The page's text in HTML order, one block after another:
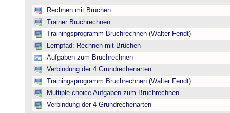
Rechnen mit Brüchen
Trainer Bruchrechnen
Trainingsprogramm Bruchrechnen (Walter Fendt)
Lernpfad: Rechnen mit Brüchen
Aufgaben zum Bruchrechnen
Verbindung der 4 Grundrechenarten
Trainingsprogramm Bruchrechnen (Walter Fendt)
Multiple-choice Aufgaben zum Bruchrechnen
Verbindung der 4 Grundrechenarten